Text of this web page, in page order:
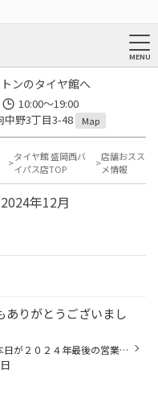
ンのタイヤ館へ
10:00～19:00
野3丁目3-48
Map
タイヤ館 盛岡西バ
イパス店TOP
店舗おスス
メ情報
年12月
ありがとうございまし
こんにちは！ 本日が２０２４年最後の営業日です！ タイヤや用品などの物価が 高騰する中、 今年もたくさんの ご来店・ご利用頂き ありがとうございました！ 皆様の支えもあり、 今年一年も無事 今日という日を迎えることが できました。 ２０２５年の最初の営業日は １月４日(土)です！ 「新春初売...